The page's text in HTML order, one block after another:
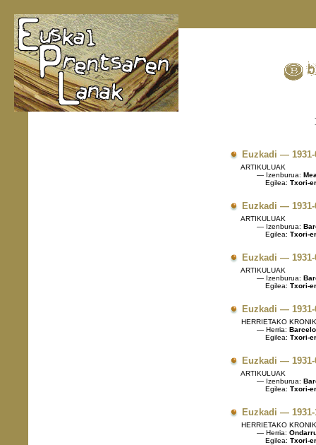
Euzkadi — 1931-
ARTIKULUAK
— Izenburua:
Egilea: Txori-
Euzkadi — 1931-
ARTIKULUAK
— Izenburua:
Egilea: Txori-
Euzkadi — 1931-
ARTIKULUAK
— Izenburua:
Egilea: Txori-
Euzkadi — 1931-
HERRIETAKO
— Herria:
Egilea: Txori-
Euzkadi — 1931-
ARTIKULUAK
— Izenburua:
Egilea: Txori-
Euzkadi — 1931-
HERRIETAKO
— Herria:
Egilea: Txori-